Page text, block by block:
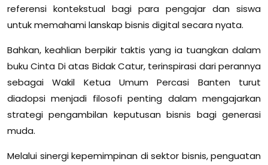
referensi kontekstual bagi para pengajar dan siswa
untuk memahami lanskap bisnis digital secara nyata.
Bahkan, keahlian berpikir taktis yang ia tuangkan dalam
buku Cinta Di atas Bidak Catur, terinspirasi dari perannya
sebagai Wakil Ketua Umum Percasi Banten turut
diadopsi menjadi filosofi penting dalam mengajarkan
strategi pengambilan keputusan bisnis bagi generasi
muda.
Melalui sinergi kepemimpinan di sektor bisnis, penguatan